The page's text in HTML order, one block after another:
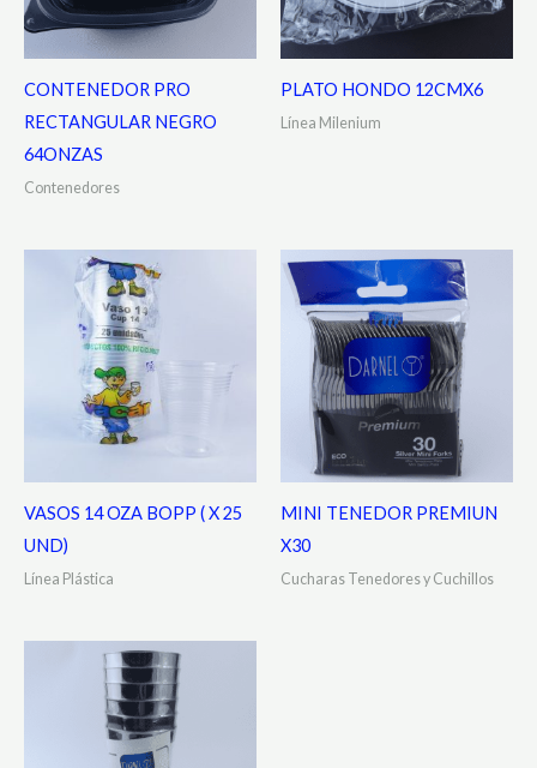
CONTENEDOR PRO
RECTANGULAR NEGRO
64ONZAS
Contenedores
PLATO HONDO 12CMX6
Línea Milenium
VASOS 14 OZA BOPP ( X 25
UND)
Línea Plástica
MINI TENEDOR PREMIUN
X30
Cucharas Tenedores y Cuchillos